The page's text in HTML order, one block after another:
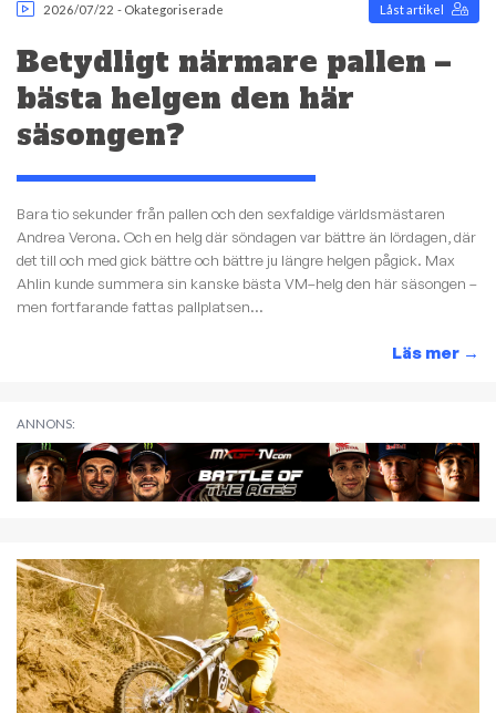
2026/07/22 - Okategoriserade Låst artikel
Betydligt närmare pallen –
bästa helgen den här
säsongen?
Bara tio sekunder från pallen och den sexfaldige världsmästaren
Andrea Verona. Och en helg där söndagen var bättre än lördagen, där
det till och med gick bättre och bättre ju längre helgen pågick. Max
Ahlin kunde summera sin kanske bästa VM–helg den här säsongen –
men fortfarande fattas pallplatsen...
Läs mer →
ANNONS: